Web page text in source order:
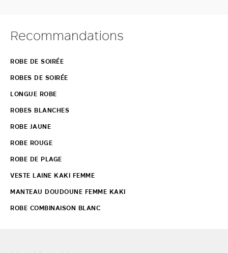
Recommandations
ROBE DE SOIRÉE
ROBES DE SOIRÉE
LONGUE ROBE
ROBES BLANCHES
ROBE JAUNE
ROBE ROUGE
ROBE DE PLAGE
VESTE LAINE KAKI FEMME
MANTEAU DOUDOUNE FEMME KAKI
ROBE COMBINAISON BLANC